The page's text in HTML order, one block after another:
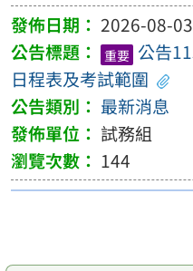
2026-08-03
重要 公告
日程表及考試範圍
最新消息
試務組
144